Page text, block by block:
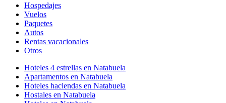
Hospedajes
Vuelos
Paquetes
Autos
Rentas vacacionales
Otros
Hoteles 4 estrellas en Natabuela
Apartamentos en Natabuela
Hoteles haciendas en Natabuela
Hostales en Natabuela